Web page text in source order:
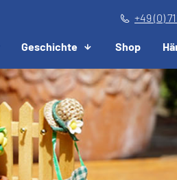
+49 (0)
Geschichte Shop